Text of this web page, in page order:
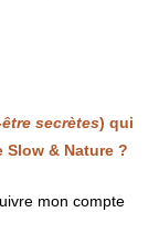
secrètes) qui
& Nature ?
mon compte